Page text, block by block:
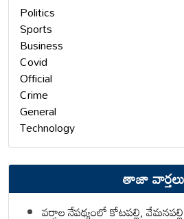
Politics
Sports
Business
Covid
Official
Crime
General
Technology
తాజా వార్తలు
వర్షాల నేపథ్యంలో కోటపల్లి,